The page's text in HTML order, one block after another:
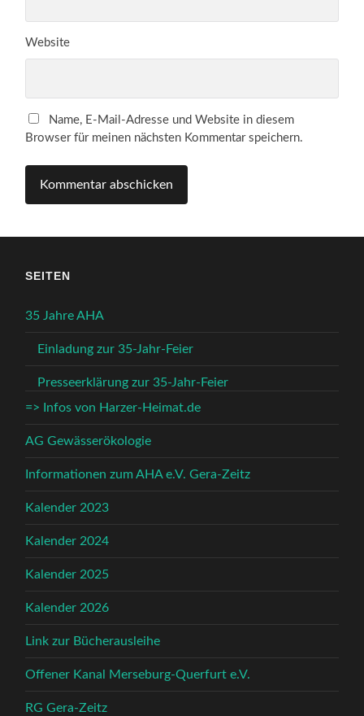
Website
Name, E-Mail-Adresse und Website in diesem
Browser für meinen nächsten Kommentar speichern.
SEITEN
35 Jahre AHA
Einladung zur 35-Jahr-Feier
Presseerklärung zur 35-Jahr-Feier
=> Infos von Harzer-Heimat.de
AG Gewässerökologie
Informationen zum AHA e.V. Gera-Zeitz
Kalender 2023
Kalender 2024
Kalender 2025
Kalender 2026
Link zur Bücherausleihe
Offener Kanal Merseburg-Querfurt e.V.
RG Gera-Zeitz